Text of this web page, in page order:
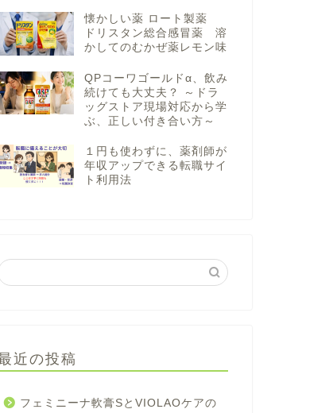
懐かしい薬 ロート製薬
ドリスタン総合感冒薬 溶
かしてのむかぜ薬レモン味
QPコーワゴールドα、飲み
続けても大丈夫？ ～ドラ
ッグストア現場対応から学
ぶ、正しい付き合い方～
１円も使わずに、薬剤師が
年収アップできる転職サイ
ト利用法
近の投稿
フェミニーナ軟膏SとVIOLAOケアの